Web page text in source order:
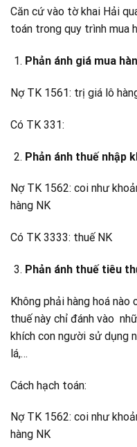
Căn cứ vào tờ khai Hải
toán trong quy trình mua
Phản ánh giá mua
Nợ TK 1561: trị giá lô
Có TK 331:
Phản ánh thuế nhập
Nợ TK 1562: coi như
hàng NK
Có TK 3333: thuế NK
Phản ánh thuế tiêu
Không phải hàng hoá
thuế này chỉ đánh vào
khích con người sử dụng
lá,…
Cách hạch toán:
Nợ TK 1562: coi như
hàng NK